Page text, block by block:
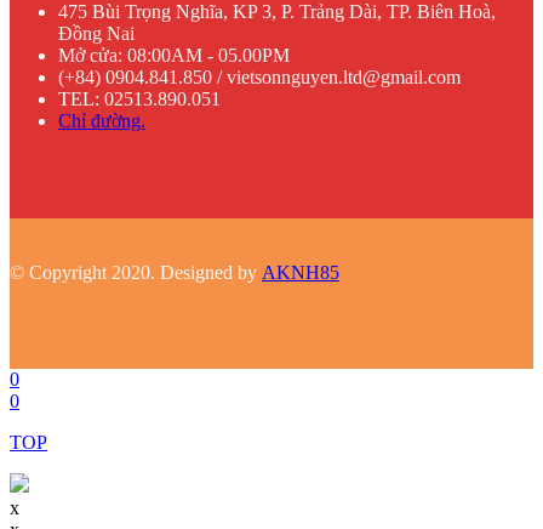
475 Bùi Trọng Nghĩa, KP 3, P. Trảng Dài, TP. Biên Hoà,
Đồng Nai
Mở cửa: 08:00AM - 05.00PM
(+84) 0904.841.850 / vietsonnguyen.ltd@gmail.com
TEL: 02513.890.051
Chỉ đường.
© Copyright 2020. Designed by AKNH85
0
0
TOP
x